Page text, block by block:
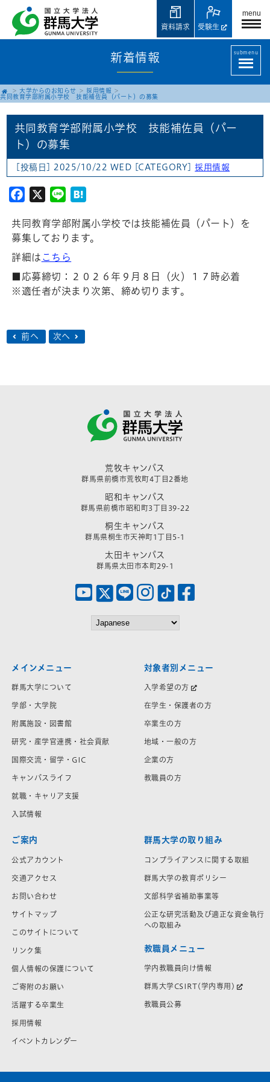
menu
受験生
資料請求
新着情報 submenu
大学からのお知らせ
採用情報
共同教育学部附属小学校 技能補佐員（パート）の募集
共同教育学部附属小学校 技能補佐員（パー
ト）の募集
[投稿日] 2025/10/22 WED [CATEGORY]採用情報
Facebook
X Line
共同教育学部附属小学校では技能補佐員（パート）を
募集しております。
詳細は こちら
■応募締切：２０２６年９月８日（火）１７時必着
※適任者が決まり次第、締め切ります。
前へ 次へ
荒牧キャンパス
群馬県前橋市荒牧町4丁目2番地
昭和キャンパス
群馬県前橋市昭和町3丁目39-22
桐生キャンパス
群馬県桐生市天神町1丁目5-1
太田キャンパス
群馬県太田市本町29-1
メインメニュー
群馬大学について
学部・大学院
附属施設・図書館
研究・産学官連携・社会貢献
国際交流・留学・GIC
キャンパスライフ
就職・キャリア支援
入試情報
対象者別メニュー
入学希望の方
在学生・保護者の方
卒業生の方
地域・一般の方
企業の方
教職員の方
ご案内
公式アカウント
交通アクセス
お問い合わせ
サイトマップ
このサイトについて
リンク集
個人情報の保護について
ご寄附のお願い
活躍する卒業生
採用情報
イベントカレンダー
群馬大学の取り組み
コンプライアンスに関する取組
群馬大学の教育ポリシー
文部科学省補助事業等
公正な研究活動及び適正な資金執行
への取組み
教職員メニュー
学内教職員向け情報
群馬大学CSIRT(学内専用)
教職員公募